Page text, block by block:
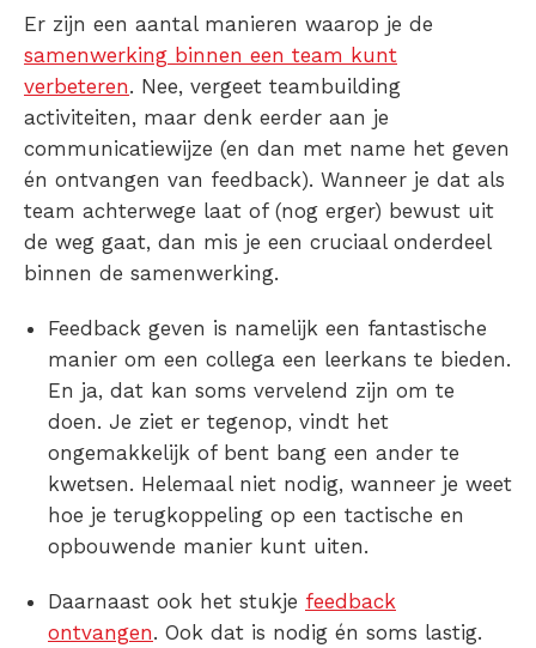
Er zijn een aantal manieren waarop je de
samenwerking binnen een team kunt
verbeteren. Nee, vergeet teambuilding
activiteiten, maar denk eerder aan je
communicatiewijze (en dan met name het geven
én ontvangen van feedback). Wanneer je dat als
team achterwege laat of (nog erger) bewust uit
de weg gaat, dan mis je een cruciaal onderdeel
binnen de samenwerking.
Feedback geven is namelijk een fantastische
manier om een collega een leerkans te bieden.
En ja, dat kan soms vervelend zijn om te
doen. Je ziet er tegenop, vindt het
ongemakkelijk of bent bang een ander te
kwetsen. Helemaal niet nodig, wanneer je weet
hoe je terugkoppeling op een tactische en
opbouwende manier kunt uiten.
Daarnaast ook het stukje feedback
ontvangen. Ook dat is nodig én soms lastig.